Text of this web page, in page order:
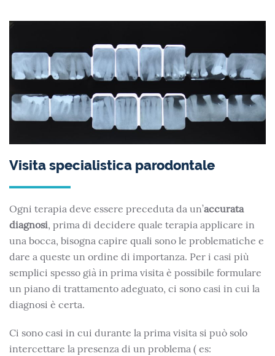
Visita specialistica parodontale
Ogni terapia deve essere preceduta da un’accurata
diagnosi, prima di decidere quale terapia applicare in
una bocca, bisogna capire quali sono le problematiche e
dare a queste un ordine di importanza. Per i casi più
semplici spesso già in prima visita è possibile formulare
un piano di trattamento adeguato, ci sono casi in cui la
diagnosi è certa.
Ci sono casi in cui durante la prima visita si può solo
intercettare la presenza di un problema ( es: